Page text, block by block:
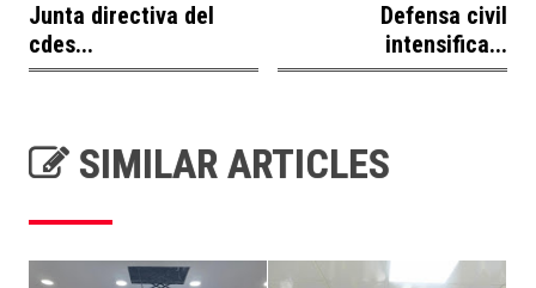
Junta directiva del
cdes...
Defensa civil
intensifica...
SIMILAR ARTICLES